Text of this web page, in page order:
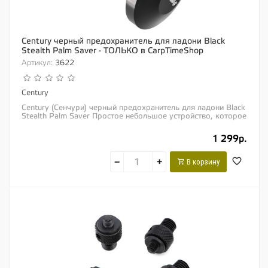
Century черный предохранитель для ладони Black
Stealth Palm Saver - ТОЛЬКО в CarpTimeShop
Артикул: 3622
Century
Century (Сенчури) черный предохранитель для ладони Black
Stealth Palm Saver Простое небольшое устройство, которое
1 299р.
− + В корзину